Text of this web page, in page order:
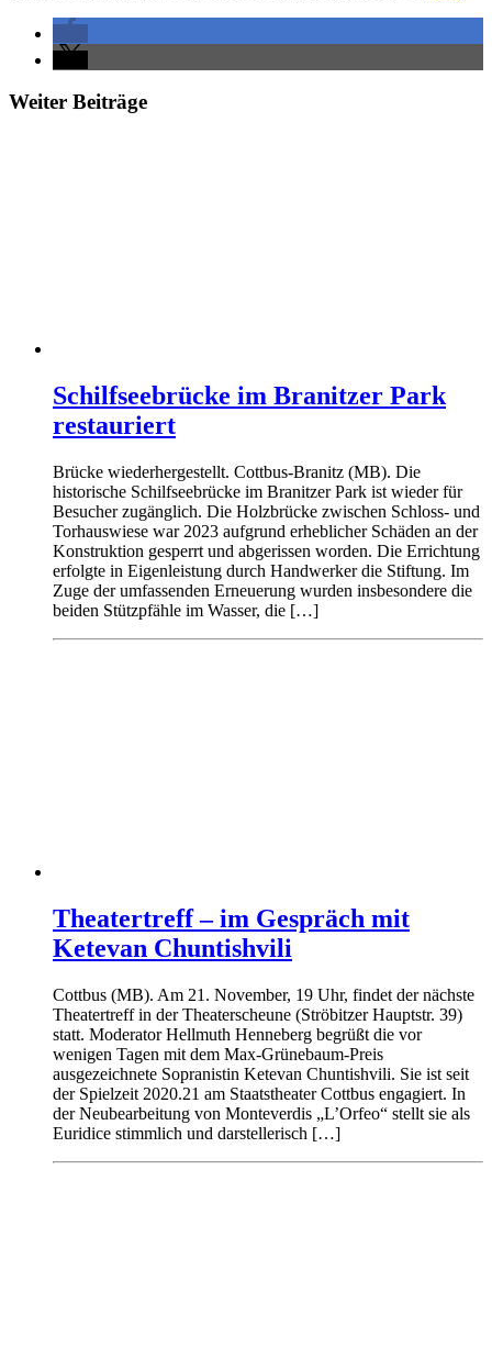
Weiter Beiträge
Schilfseebrücke im Branitzer Park
restauriert
Brücke wiederhergestellt. Cottbus-Branitz (MB). Die
historische Schilfseebrücke im Branitzer Park ist wieder für
Besucher zugänglich. Die Holzbrücke zwischen Schloss- und
Torhauswiese war 2023 aufgrund erheblicher Schäden an der
Konstruktion gesperrt und abgerissen worden. Die Errichtung
erfolgte in Eigenleistung durch Handwerker die Stiftung. Im
Zuge der umfassenden Erneuerung wurden insbesondere die
beiden Stützpfähle im Wasser, die […]
Theatertreff – im Gespräch mit
Ketevan Chuntishvili
Cottbus (MB). Am 21. November, 19 Uhr, findet der nächste
Theatertreff in der Theaterscheune (Ströbitzer Hauptstr. 39)
statt. Moderator Hellmuth Henneberg begrüßt die vor
wenigen Tagen mit dem Max-Grünebaum-Preis
ausgezeichnete Sopranistin Ketevan Chuntishvili. Sie ist seit
der Spielzeit 2020.21 am Staatstheater Cottbus engagiert. In
der Neubearbeitung von Monteverdis „L’Orfeo“ stellt sie als
Euridice stimmlich und darstellerisch […]